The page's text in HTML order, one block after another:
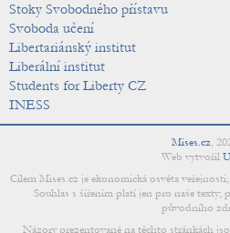
Stoky Svobodného přístavu
Svoboda učení
Libertariánský institut
Liberální institut
Students for Liberty CZ
INESS
Mises.cz,
Web vytvořil
Cílem Mises.cz je ekonomická osvěta
Souhlas s šířením platí jen pro naše texty;
původního
Názory prezentované na těchto stránkách